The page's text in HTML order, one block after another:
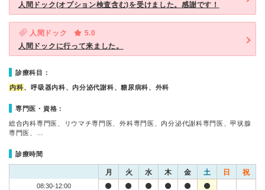
人間ドック(オプション検査含む)を受けました。感謝です！
人間ドック
5.0
人間ドックに行って来ました。
診療科目：
内科、呼吸器内科、内分泌代謝科、糖尿病科、外科
専門医・資格：
総合内科専門医、リウマチ専門医、外科専門医、内分泌代謝科専門医、甲状腺
専門医、…
診療時間
月 火 水 木 金 土 日 祝
08:30-12:00